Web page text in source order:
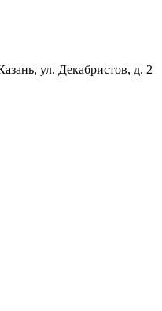
ул. Декабристов, д. 2